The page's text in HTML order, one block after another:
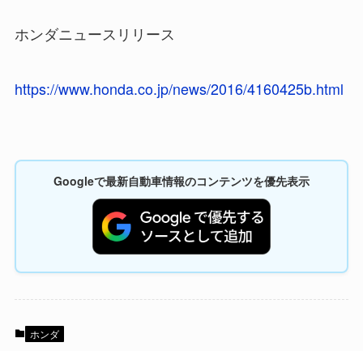
ホンダニュースリリース
https://www.honda.co.jp/news/2016/4160425b.html
Googleで最新自動車情報のコンテンツを優先表示
ホンダ